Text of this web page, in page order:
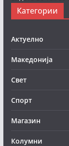
Категории
Актуелно
Македонија
Свет
Спорт
Магазин
Колумни